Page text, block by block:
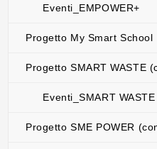
Eventi_EMPOWER+
Progetto My Smart School
Progetto SMART WASTE
Eventi_SMART WASTE
Progetto SME POWER